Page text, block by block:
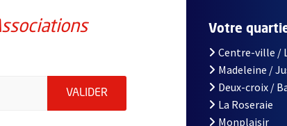
de la ville d'Angers, indiquez votre email
VALIDER ENVOYER MA DEMANDE
Votre
Centre-ville /
Madeleine /
Deux-croix /
La Roseraie
Monplaisir